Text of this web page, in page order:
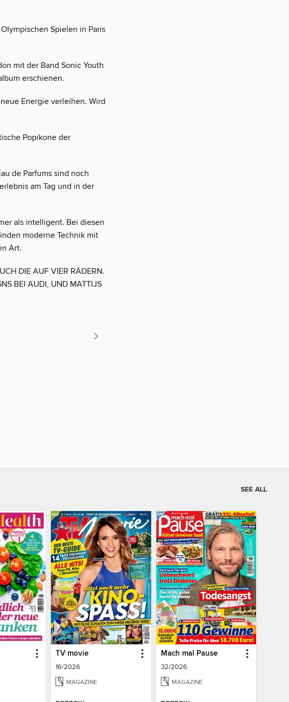
Spielen in Paris
mit der Band Sonic Youth
erschienen.
Energie verleihen. Wird
Popikone der
de Parfums sind noch
am Tag und in der
als intelligent. Bei diesen
moderne Technik mit
Art.
DIE AUF VIER RÄDERN.
BEI AUDI, UND MATTIJS
SEE ALL
TV movie
16/2026
MAGAZINE
Mach mal Pause
32/2026
MAGAZINE